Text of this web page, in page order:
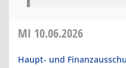
MI 10.06.2026
Haupt- und